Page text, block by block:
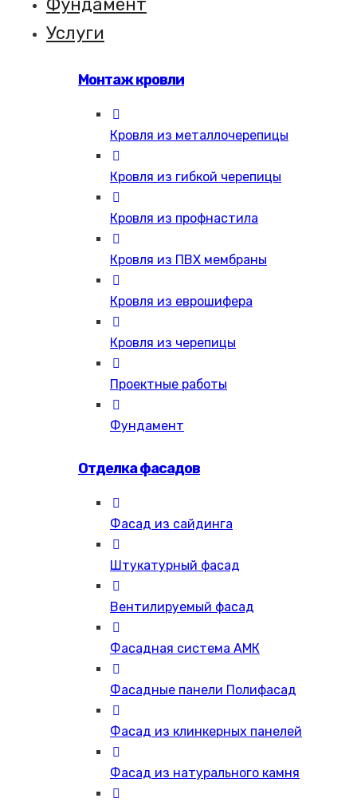
Фундамент
Услуги
Монтаж кровли
Кровля из металлочерепицы
Кровля из гибкой черепицы
Кровля из профнастила
Кровля из ПВХ мембраны
Кровля из еврошифера
Кровля из черепицы
Проектные работы
Фундамент
Отделка фасадов
Фасад из сайдинга
Штукатурный фасад
Вентилируемый фасад
Фасадная система АМК
Фасадные панели Полифасад
Фасад из клинкерных панелей
Фасад из натурального камня